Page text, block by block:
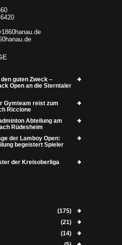
guten Zweck –
Open an die Sterntaler
Gymteam reist zum
Riccione
Abteilung am
Rüdesheim
der Lamboy Open:
begeistert Spieler
der Kreisoberliga
(175)
(21)
(14)